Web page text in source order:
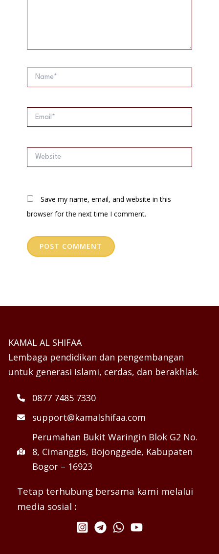
Name*
Email*
Website
Save my name, email, and website in this
browser for the next time I comment.
KAMAL AL SHIFAA
Lembaga pendidikan dan pengembangan
untuk generasi islami, cerdas, dan berakhlak.
0877 7485 7330
support@kamalshifaa.com
Perumahan Bukit Waringin Blok G2 No.
8, Cimanggis, Bojonggede, Kabupaten
Bogor – 16923
Tetap terhubung bersama kami melalui
media sosial :